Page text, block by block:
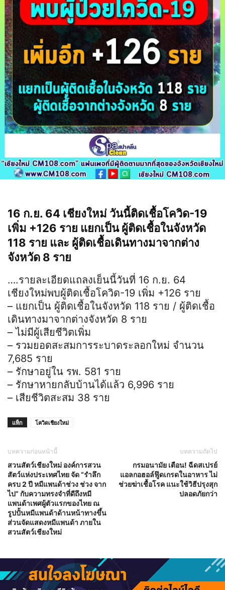
16 ก.ย. 64 เชียงใหม่ วันนี้ติดเชื้อโควิด-19
เพิ่ม +126 ราย แยกเป็น ผู้ติดเชื้อในจังหวัด
118 ราย และ ผู้ติดเชื้อเดินทางมาจากต่าง
จังหวัด 8 ราย
….รายละเอียดแถลงเย็นนี้วันที่ 16 ก.ย. 64
เชียงใหม่พบผู้ติดเชื้อโควิด-19 เพิ่ม +126 ราย
– แยกเป็น ผู้ติดเชื้อในจังหวัด 118 ราย / ผู้ติดเชื้อ
เดินทางมาจากต่างจังหวัด 8 ราย
– ไม่มีผู้เสียชีวิตเพิ่ม
– รวมยอดสะสมการระบาดระลอกใหม่ จำนวน
7,685 ราย
– รักษาอยู่ใน รพ. 581 ราย
– รักษาหายกลับบ้านได้แล้ว 6,996 ราย
– เสียชีวิตสะสม 38 ราย
แท็ก โควิดเชียงใหม่
บทความก่อนหน้านี้
สวนสัตว์เชียงใหม่ องค์การสวน
สัตว์แห่งประเทศไทย จัด “รำลึก
ครบ 2 ปี หมีแพนด้าช่วง ช่วง จาก
ไป” กับความทรงจำที่ดีถึงหมี
แพนด้าเพศผู้ตัวแรกของไทย ณ
รูปปั้นหมีแพนด้าด้านหน้าทางขึ้น
ส่วนจัดแสดงหมีแพนด้า ภายใน
สวนสัตว์เชียงใหม่
บทความถัดไป
กรมอนามัย เตือน! ฉีดสเปรย์
แอลกอฮอล์ฟู๊ดเกรดในอาหาร ไม่
ช่วยฆ่าเชื้อโรค แนะใช้วิธีปรุงสุก
ปลอดภัยกว่า